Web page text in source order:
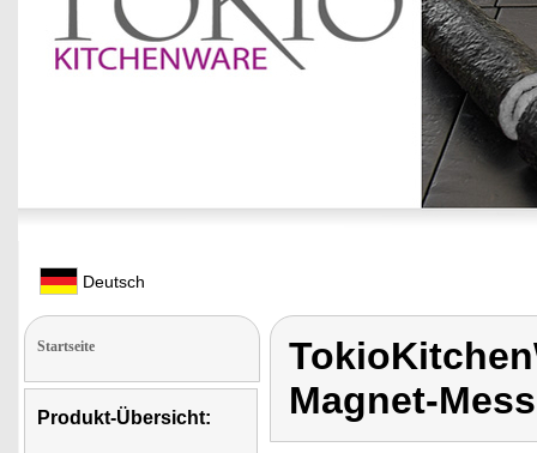
Deutsch
Startseite
Produkt-Übersicht:
Magnet-